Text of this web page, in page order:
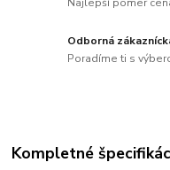
Odborná
Poradíme ti s
Kompletné